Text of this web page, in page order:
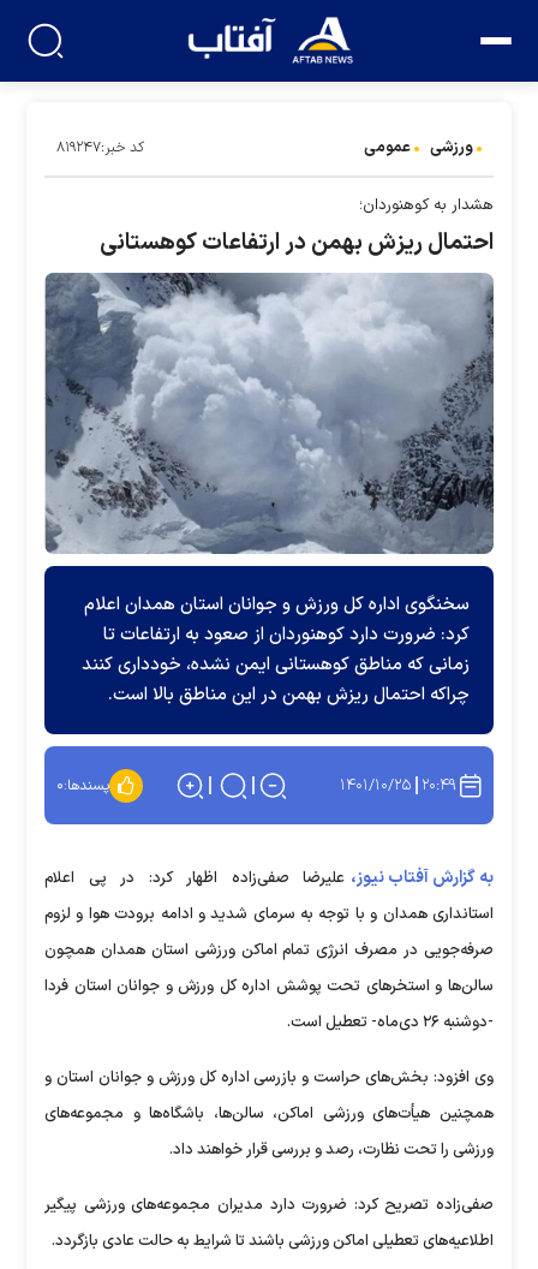
ورزشی عمومی کد خبر:۸۱۹۲۴۷
هشدار به کوهنوردان؛
احتمال ریزش بهمن در ارتفاعات کوهستانی
سخنگوی اداره کل ورزش و جوانان استان همدان اعلام
کرد: ضرورت دارد کوهنوردان از صعود به ارتفاعات تا
زمانی که مناطق کوهستانی ایمن نشده، خودداری کنند
چراکه احتمال ریزش بهمن در این مناطق بالا است.
۲۰:۴۹ ۱۴۰۱/۱۰/۲۵ پسندها:۰
به گزارش آفتاب نیوز، علیرضا صفی‌زاده اظهار کرد: در پی اعلام
استانداری همدان و با توجه به سرمای شدید و ادامه برودت هوا و لزوم
صرفه‌جویی در مصرف انرژی تمام اماکن ورزشی استان همدان همچون
سالن‌ها و استخرهای تحت پوشش اداره کل ورزش و جوانان استان فردا
-دوشنبه ۲۶ دی‌ماه- تعطیل است.
وی افزود: بخش‌های حراست و بازرسی اداره کل ورزش و جوانان استان و
همچنین هیأت‌های ورزشی اماکن، سالن‌ها، باشگاه‌ها و مجموعه‌های
ورزشی را تحت نظارت، رصد و بررسی قرار خواهند داد.
صفی‌زاده تصریح کرد: ضرورت دارد مدیران مجموعه‌های ورزشی پیگیر
اطلاعیه‌های تعطیلی اماکن ورزشی باشند تا شرایط به حالت عادی بازگردد.